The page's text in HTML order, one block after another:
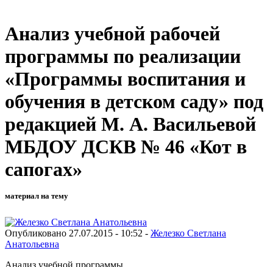
Анализ учебной рабочей
программы по реализации
«Программы воспитания и
обучения в детском саду» под
редакцией М. А. Васильевой
МБДОУ ДСКВ № 46 «Кот в
сапогах»
материал на тему
Опубликовано 27.07.2015 - 10:52 - Железко Светлана
Анатольевна
Анализ учебной программы